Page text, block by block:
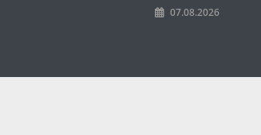
07.08.2026